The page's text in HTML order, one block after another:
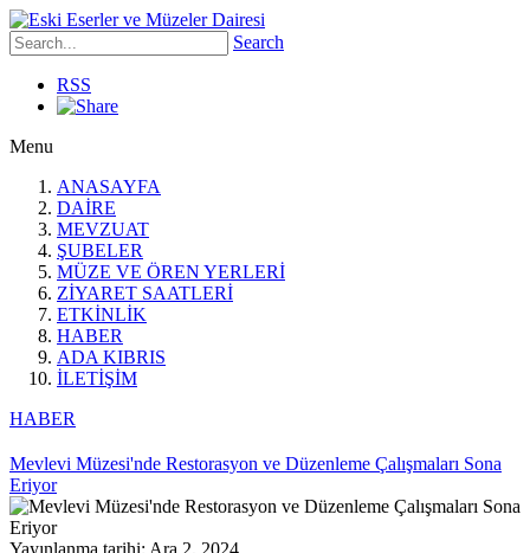
Search
RSS
Menu
ANASAYFA
DAİRE
MEVZUAT
ŞUBELER
MÜZE VE ÖREN YERLERİ
ZİYARET SAATLERİ
ETKİNLİK
HABER
ADA KIBRIS
İLETİŞİM
HABER
Mevlevi Müzesi'nde Restorasyon ve Düzenleme Çalışmaları Sona
Eriyor
Yayınlanma tarihi: Ara 2, 2024